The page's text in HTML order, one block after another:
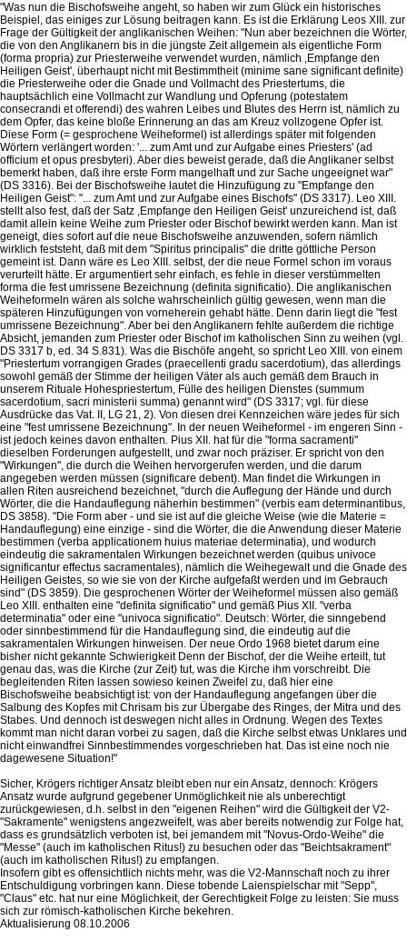
"Was nun die Bischofsweihe angeht, so haben wir zum Glück ein historisches
Beispiel, das einiges zur Lösung beitragen kann. Es ist die Erklärung Leos XIII. zur
Frage der Gültigkeit der anglikanischen Weihen: "Nun aber bezeichnen die Wörter,
die von den Anglikanern bis in die jüngste Zeit allgemein als eigentliche Form
(forma propria) zur Priesterweihe verwendet wurden, nämlich ,Empfange den
Heiligen Geist', überhaupt nicht mit Bestimmtheit (minime sane significant definite)
die Priesterweihe oder die Gnade und Vollmacht des Priestertums, die
hauptsächlich eine Vollmacht zur Wandlung und Opferung (potestatem
consecrandi et offerendi) des wahren Leibes und Blutes des Herrn ist, nämlich zu
dem Opfer, das keine bloße Erinnerung an das am Kreuz vollzogene Opfer ist.
Diese Form (= gesprochene Weiheformel) ist allerdings später mit folgenden
Wörtern verlängert worden: '... zum Amt und zur Aufgabe eines Priesters' (ad
officium et opus presbyteri). Aber dies beweist gerade, daß die Anglikaner selbst
bemerkt haben, daß ihre erste Form mangelhaft und zur Sache ungeeignet war"
(DS 3316). Bei der Bischofsweihe lautet die Hinzufügung zu "Empfange den
Heiligen Geist": "... zum Amt und zur Aufgabe eines Bischofs" (DS 3317). Leo XIII.
stellt also fest, daß der Satz ,Empfange den Heiligen Geist' unzureichend ist, daß
damit allein keine Weihe zum Priester oder Bischof bewirkt werden kann. Man ist
geneigt, dies sofort auf die neue Bischofsweihe anzuwenden, sofern nämlich
wirklich feststeht, daß mit dem "Spiritus principalis" die dritte göttliche Person
gemeint ist. Dann wäre es Leo XIII. selbst, der die neue Formel schon im voraus
verurteilt hätte. Er argumentiert sehr einfach, es fehle in dieser verstümmelten
forma die fest umrissene Bezeichnung (definita significatio). Die anglikanischen
Weiheformeln wären als solche wahrscheinlich gültig gewesen, wenn man die
späteren Hinzufügungen von vorneherein gehabt hätte. Denn darin liegt die "fest
umrissene Bezeichnung". Aber bei den Anglikanern fehlte außerdem die richtige
Absicht, jemanden zum Priester oder Bischof im katholischen Sinn zu weihen (vgl.
DS 3317 b, ed. 34 S.831). Was die Bischöfe angeht, so spricht Leo XIII. von einem
"Priestertum vorrangigen Grades (praecellenti gradu sacerdotium), das allerdings
sowohl gemäß der Stimme der heiligen Väter als auch gemäß dem Brauch in
unserem Rituale Hohespriestertum, Fülle des heiligen Dienstes (summum
sacerdotium, sacri ministerii summa) genannt wird" (DS 3317; vgl. für diese
Ausdrücke das Vat. II, LG 21, 2). Von diesen drei Kennzeichen wäre jedes für sich
eine "fest umrissene Bezeichnung". In der neuen Weiheformel - im engeren Sinn -
ist jedoch keines davon enthalten. Pius XII. hat für die "forma sacramenti"
dieselben Forderungen aufgestellt, und zwar noch präziser. Er spricht von den
"Wirkungen", die durch die Weihen hervorgerufen werden, und die darum
angegeben werden müssen (significare debent). Man findet die Wirkungen in
allen Riten ausreichend bezeichnet, "durch die Auflegung der Hände und durch
Wörter, die die Handauflegung näherhin bestimmen" (verbis eam determinantibus,
DS 3858). "Die Form aber - und sie ist auf die gleiche Weise (wie die Materie =
Handauflegung) eine einzige - sind die Wörter, die die Anwendung dieser Materie
bestimmen (verba applicationem huius materiae determinatia), und wodurch
eindeutig die sakramentalen Wirkungen bezeichnet werden (quibus univoce
significantur effectus sacramentales), nämlich die Weihegewalt und die Gnade des
Heiligen Geistes, so wie sie von der Kirche aufgefaßt werden und im Gebrauch
sind" (DS 3859). Die gesprochenen Wörter der Weiheformel müssen also gemäß
Leo XIII. enthalten eine "definita significatio" und gemäß Pius XII. "verba
determinatia" oder eine "univoca significatio". Deutsch: Wörter, die sinngebend
oder sinnbestimmend für die Handauflegung sind, die eindeutig auf die
sakramentalen Wirkungen hinweisen. Der neue Ordo 1968 bietet darum eine
bisher nicht gekannte Schwierigkeit Denn der Bischof, der die Weihe erteilt, tut
genau das, was die Kirche (zur Zeit) tut, was die Kirche ihm vorschreibt. Die
begleitenden Riten lassen sowieso keinen Zweifel zu, daß hier eine
Bischofsweihe beabsichtigt ist: von der Handauflegung angefangen über die
Salbung des Kopfes mit Chrisam bis zur Übergabe des Ringes, der Mitra und des
Stabes. Und dennoch ist deswegen nicht alles in Ordnung. Wegen des Textes
kommt man nicht daran vorbei zu sagen, daß die Kirche selbst etwas Unklares und
nicht einwandfrei Sinnbestimmendes vorgeschrieben hat. Das ist eine noch nie
dagewesene Situation!"
Sicher, Krögers richtiger Ansatz bleibt eben nur ein Ansatz, dennoch: Krögers
Ansatz wurde aufgrund gegebener Unmöglichkeit nie als unberechtigt
zurückgewiesen, d.h. selbst in den "eigenen Reihen" wird die Gültigkeit der V2-
"Sakramente" wenigstens angezweifelt, was aber bereits notwendig zur Folge hat,
dass es grundsätzlich verboten ist, bei jemandem mit "Novus-Ordo-Weihe" die
"Messe" (auch im katholischen Ritus!) zu besuchen oder das "Beichtsakrament"
(auch im katholischen Ritus!) zu empfangen.
Insofern gibt es offensichtlich nichts mehr, was die V2-Mannschaft noch zu ihrer
Entschuldigung vorbringen kann. Diese tobende Laienspielschar mit "Sepp",
"Claus" etc. hat nur eine Möglichkeit, der Gerechtigkeit Folge zu leisten: Sie muss
sich zur römisch-katholischen Kirche bekehren.
Aktualisierung 08.10.2006